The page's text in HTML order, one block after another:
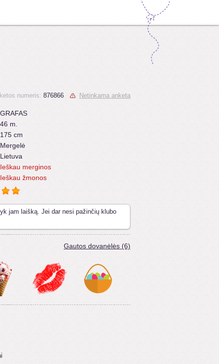
numeris: 876866 Netinkama anketa
GRAFAS
46 m.
175 cm
Mergelė
Lietuva
Ieškau merginos
Ieškau žmonos
jam laišką. Jei dar nesi pažinčių klubo
Gautos dovanėlės (6)